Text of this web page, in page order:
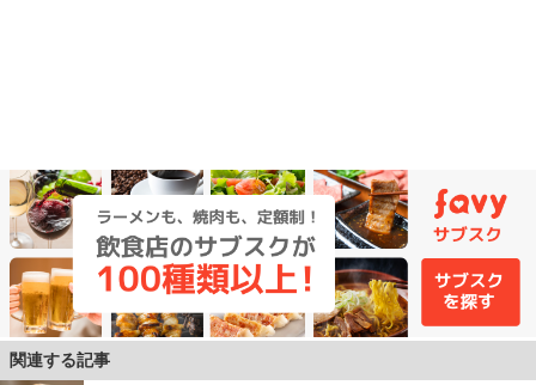
関連する記事